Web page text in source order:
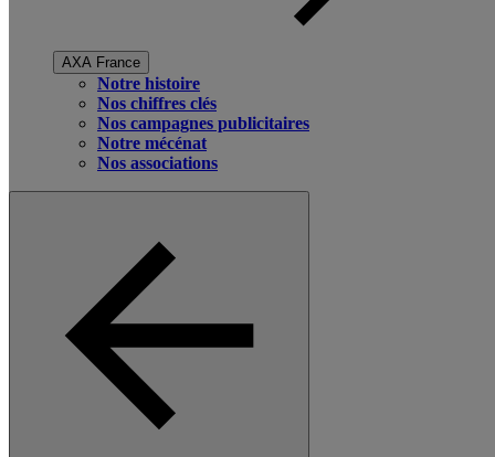
AXA France
Notre histoire
Nos chiffres clés
Nos campagnes publicitaires
Notre mécénat
Nos associations